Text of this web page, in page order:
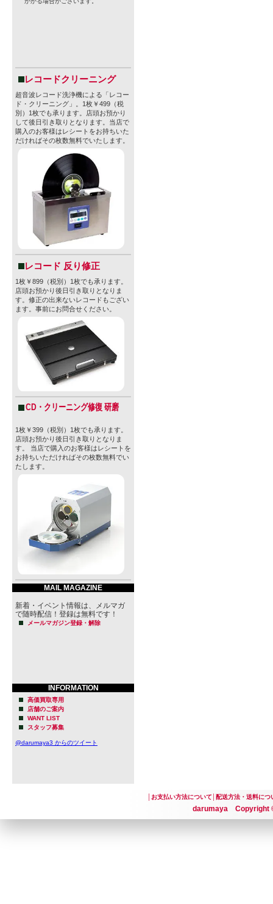
レコードクリーニング
超音波レコード洗浄機による「レコー
ド・クリーニング」。1枚￥499（税
別）1枚でも承ります。店頭お預かり
して後日引き取りとなります。当店で
購入のお客様はレシートをお持ちいた
だければその枚数無料でいたします。
レコード 反り修正
1枚￥899（税別）1枚でも承ります。
店頭お預かり後日引き取りとなりま
す。修正の出来ないレコードもござい
ます。事前にお問合せください。
CD・クリーニング修復 研磨
1枚￥399（税別）1枚でも承ります。
店頭お預かり後日引き取りとなりま
す。 当店で購入のお客様はレシートを
お持ちいただければその枚数無料でい
たします。
MAIL MAGAZINE
新着・イベント情報は、メルマガ
で随時配信！登録は無料です！
メールマガジン登録・解除
INFORMATION
高価買取専用
店舗のご案内
WANT LIST
スタッフ募集
@darumaya3 からのツイート
お支払い方法について│ 配送方法・送料につ
darumaya Copyright